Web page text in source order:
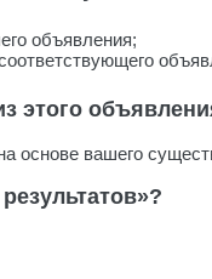
объявления;
этого
основе вашего